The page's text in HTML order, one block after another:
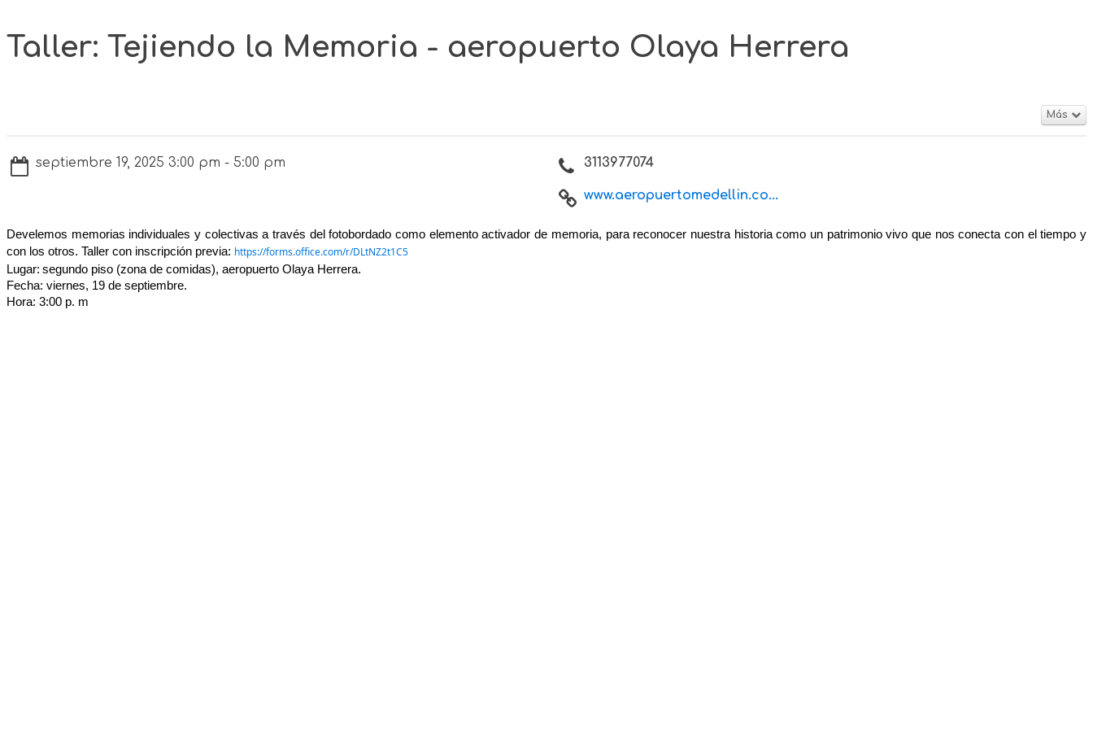
Taller: Tejiendo la Memoria - aeropuerto Olaya Herrera
Más
septiembre 19, 2025 3:00 pm - 5:00 pm 3113977074
www.aeropuertomedellin.co...
Develemos memorias individuales y colectivas a través delfotobordado como elemento activador de memoria, para reconocer nuestra historia como un patrimonio vivo que nos conecta con el tiempo y
con los otros. Taller con inscripción previa: https://forms.office.com/r/DLtNZ2t1C5
Lugar: segundo piso (zona de comidas), aeropuerto Olaya Herrera.
Fecha: viernes, 19 de septiembre.
Hora: 3:00 p. m